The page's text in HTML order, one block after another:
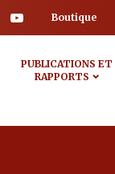
Boutique
PUBLICATIONS ET
RAPPORTS